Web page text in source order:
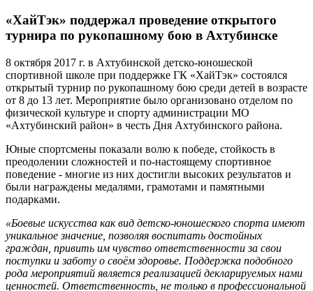
«ХайТэк» поддержал проведение открытого
турнира по рукопашному бою в Ахтубинске
8 октября 2017 г. в Ахтубинской детско-юношеской
спортивной школе при поддержке ГК «ХайТэк» состоялся
открытый турнир по рукопашному бою среди детей в возрасте
от 8 до 13 лет. Мероприятие было организовано отделом по
физической культуре и спорту администрации МО
«Ахтубинский район» в честь Дня Ахтубинского района.
Юные спортсмены показали волю к победе, стойкость в
преодолении сложностей и по-настоящему спортивное
поведение - многие из них достигли высоких результатов и
были награждены медалями, грамотами и памятными
подарками.
«Боевые искусства как вид детско-юношеского спорта имеют
уникальное значение, позволяя воспитать достойных
граждан, привить им чувство ответственности за свои
поступки и заботу о своём здоровье. Поддержка подобного
рода мероприятий является реализацией декларируемых нами
ценностей. Ответственность, не только в профессиональной